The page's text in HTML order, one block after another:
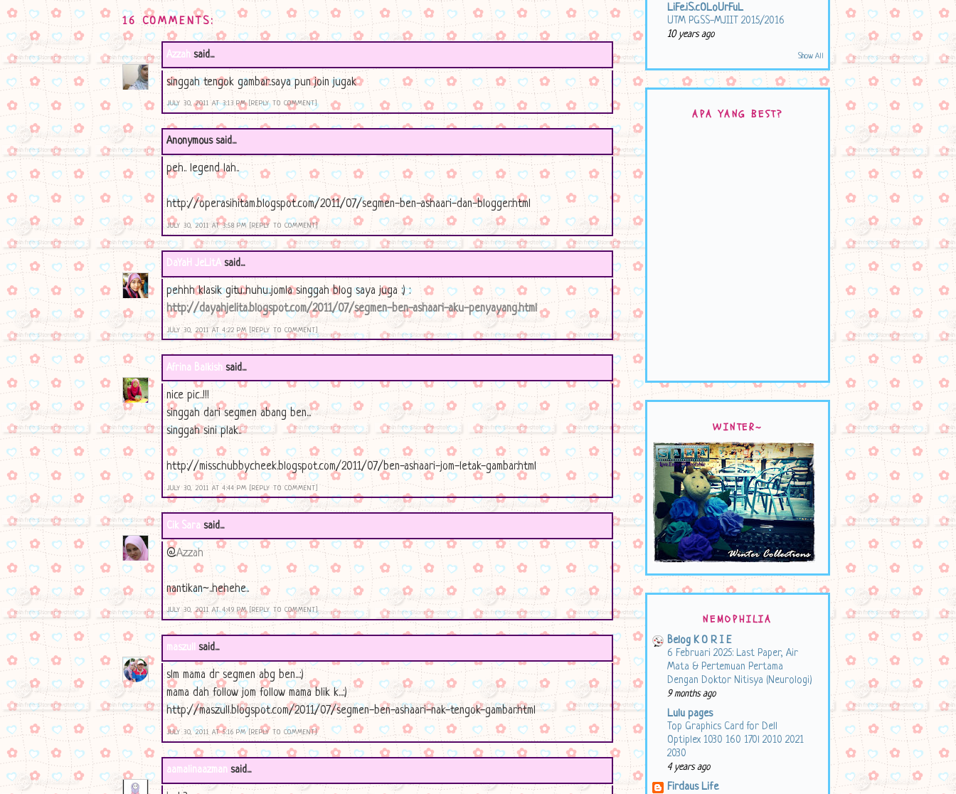
16 COMMENTS:
Azzah said...
singgah tengok gambar..saya pun join jugak
JULY 30, 2011 AT 3:13 PM [REPLY TO COMMENT]
Anonymous said...
peh.. legend lah..
http://operasihitam.blogspot.com/2011/07/segmen-ben-ashaari-dan-blogger.html
JULY 30, 2011 AT 3:58 PM [REPLY TO COMMENT]
DaYaH JeLitAsaid...
pehhh klasik gitu..huhu..jomla singgah blog saya juga :) :
http://dayahjelita.blogspot.com/2011/07/segmen-ben-ashaari-aku-penyayang.html
JULY 30, 2011 AT 4:22 PM [REPLY TO COMMENT]
Afrina Balkish said...
nice pic..!!!
singgah dari segmen abang ben...
singgah sini plak..
http://misschubbycheek.blogspot.com/2011/07/ben-ashaari-jom-letak-gambar.html
JULY 30, 2011 AT 4:44 PM[REPLY TO COMMENT]
Cik Sara said...
@Azzah
nantikan~..hehehe..
JULY 30, 2011 AT 4:49 PM [REPLY TO COMMENT]
maszull said...
slm mama dr segmen abg ben...:)
mama dah follow jom follow mama blik k...:)
http://maszull.blogspot.com/2011/07/segmen-ben-ashaari-nak-tengok-gambar.html
JULY 30, 2011 AT 5:16 PM [REPLY TO COMMENT]
aamalinaazman said...
LiFe.iS.cOLoUrFuL
UTM PGSS-MJIIT 2015/2016
10 years ago
Show All
APA YANG BEST?
WINTER~
NEMOPHILIA
Belog K O R I E
6 Februari 2025: Last Paper, Air
Mata & Pertemuan Pertama
Dengan Doktor Nitisya (Neurologi)
9 months ago
Lulu pages
Top Graphics Card for Dell
Optiplex 1030 160 170l 2010 2021
2030
4 years ago
Firdaus Life